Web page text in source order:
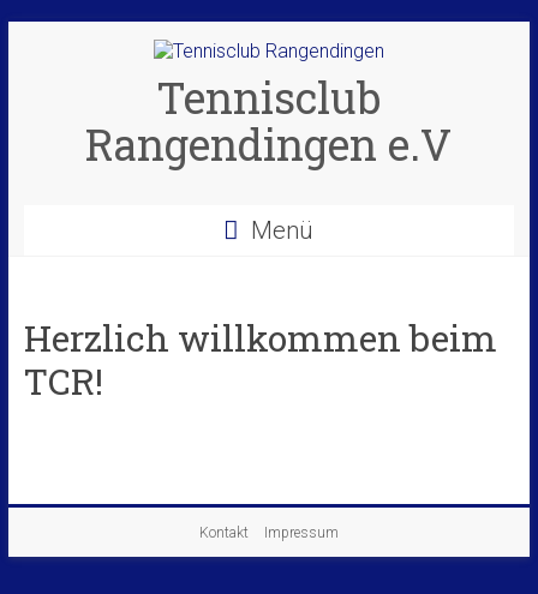
Tennisclub
Rangendingen e.V
Menü
Herzlich willkommen beim
TCR!
Kontakt Impressum